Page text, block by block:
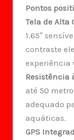
Pontos
Tela de Alta
1.65″
contraste
experiência
Resistência
até 50
adequado
aquáticas.
GPS